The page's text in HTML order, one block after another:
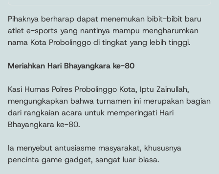
Pihaknya berharap dapat menemukan bibit-bibit baru
atlet e-sports yang nantinya mampu mengharumkan
nama Kota Probolinggo di tingkat yang lebih tinggi.
Meriahkan Hari Bhayangkara ke-80
Kasi Humas Polres Probolinggo Kota, Iptu Zainullah,
mengungkapkan bahwa turnamen ini merupakan bagian
dari rangkaian acara untuk memperingati Hari
Bhayangkara ke-80.
Ia menyebut antusiasme masyarakat, khususnya
pencinta game gadget, sangat luar biasa.